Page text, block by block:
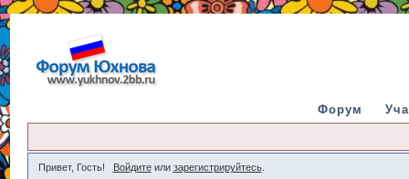
Форум
Привет, Гость! Войдитеили зарегистрируйтесь.